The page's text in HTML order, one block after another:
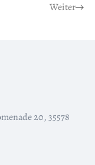
Weiter
20, 35578